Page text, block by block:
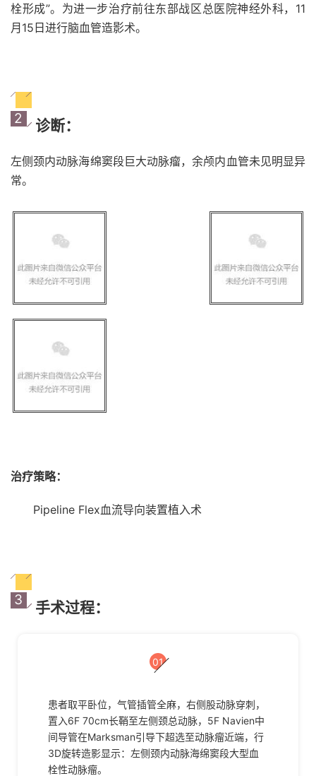
栓形成”。为进一步治疗前往东部战区总医院神经外科，11
月15日进行脑血管造影术。
2 诊断：
左侧颈内动脉海绵窦段巨大动脉瘤，余颅内血管未见明显异
常。
治疗策略：
Pipeline Flex血流导向装置植入术
3 手术过程：
01
患者取平卧位，气管插管全麻，右侧股动脉穿刺，
置入6F 70cm长鞘至左侧颈总动脉，5F Navien中
间导管在Marksman引导下超选至动脉瘤近端，行
3D旋转造影显示：左侧颈内动脉海绵窦段大型血
栓性动脉瘤。